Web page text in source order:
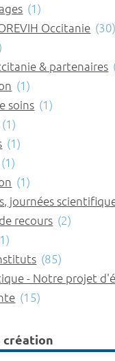
(1)
Occitanie (30)
& partenaires
(1)
soins (1)
(1)
(1)
(1)
(1)
journées
recours (2)
(85)
- Notre projet
(15)
création